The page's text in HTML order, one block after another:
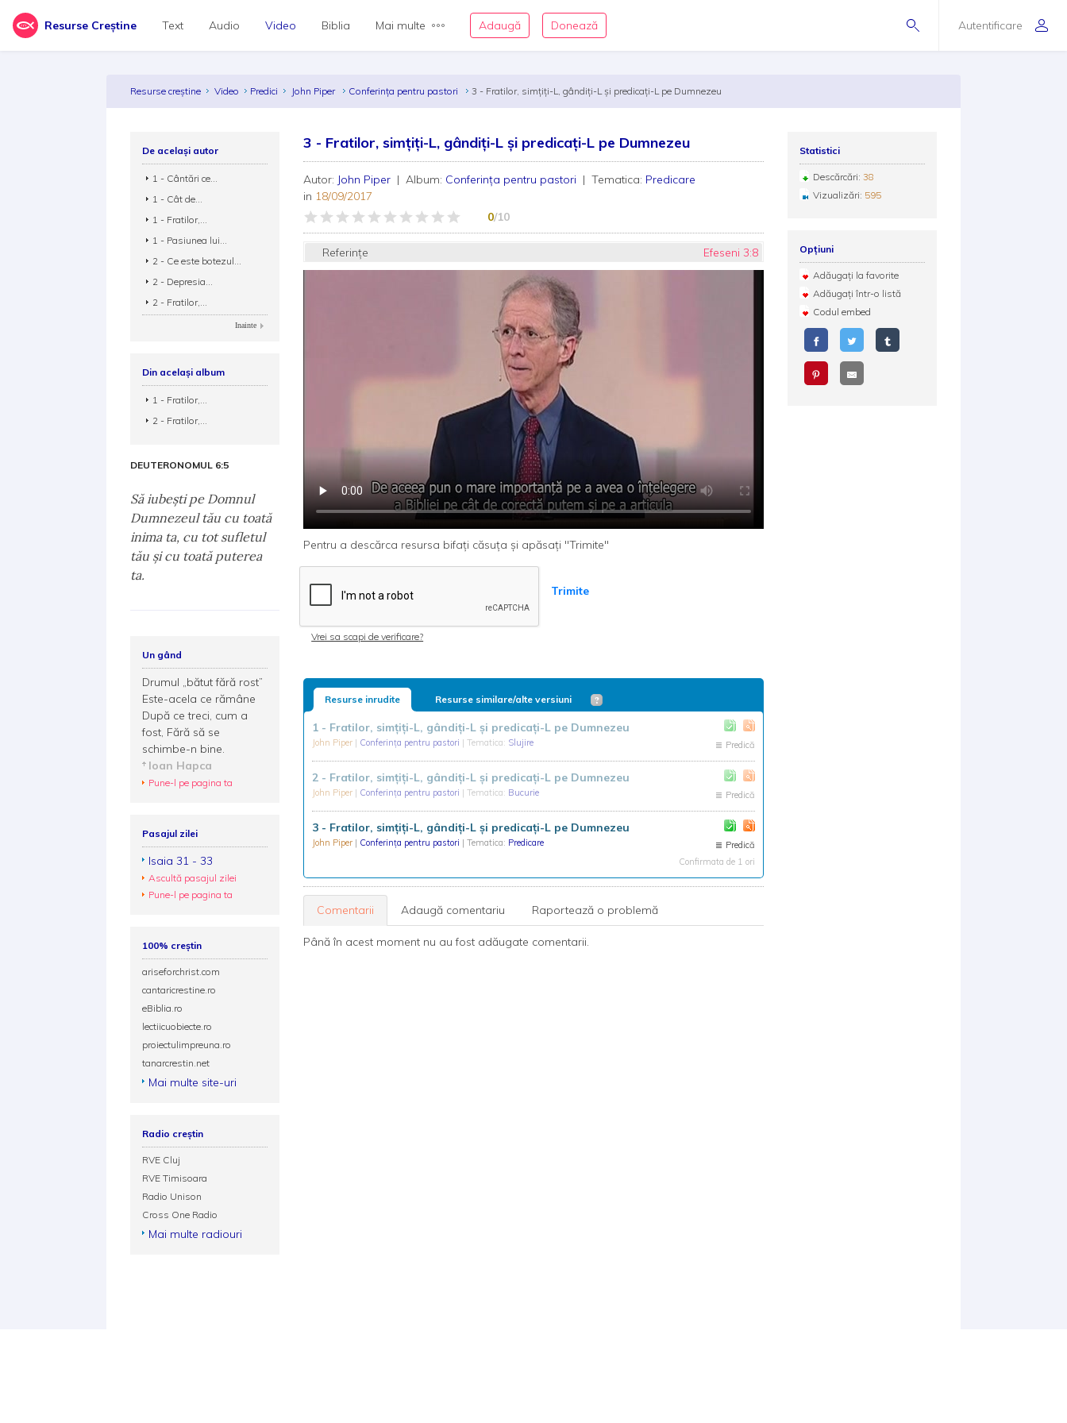
Resurse Creștine Autentificare
Text Audio Video Biblia Mai multe Adaugă Donează
Resurse creștine Video Predici John Piper Conferința pentru pastori 3 - Fratilor, simțiți-L, gândiți-L și predicați-L pe Dumnezeu
3 - Fratilor, simțiți-L, gândiți-L și predicați-L pe Dumnezeu
Autor: John Piper | Album: Conferința pentru pastori | Tematica: Predicare
in 18/09/2017
0/10
Referințe Efeseni 3:8
Pentru a descărca resursa bifați căsuța și apăsați "Trimite"
Trimite
Vrei sa scapi de verificare?
Resurse inrudite Resurse similare/alte versiuni
1 - Fratilor, simțiți-L, gândiți-L și predicați-L pe Dumnezeu
John Piper | Conferința pentru pastori | Tematica: Slujire Predică
2 - Fratilor, simțiți-L, gândiți-L și predicați-L pe Dumnezeu
John Piper | Conferința pentru pastori | Tematica: Bucurie Predică
3 - Fratilor, simțiți-L, gândiți-L și predicați-L pe Dumnezeu
John Piper | Conferința pentru pastori | Tematica: Predicare
Predică
Confirmata de 1 ori
Comentarii Adaugă comentariu Raportează o problemă
Până în acest moment nu au fost adăugate comentarii.
Statistici
Descărcări: 38
Vizualizări: 595
Opțiuni
Adăugați la favorite
Adăugați într-o listă
Codul embed
De același autor
1 - Cântări ce...
1 - Cât de...
1 - Fratilor,...
1 - Pasiunea lui...
2 - Ce este botezul...
2 - Depresia...
2 - Fratilor,...
Inainte
Din același album
1 - Fratilor,...
2 - Fratilor,...
DEUTERONOMUL 6:5
Să iubeşti pe Domnul
Dumnezeul tău cu toată
inima ta, cu tot sufletul
tău şi cu toată puterea
ta.
Un gând
Drumul „bătut fără rost”
Este-acela ce rămâne
După ce treci, cum a
fost, Fără să se
schimbe-n bine.
Ioan Hapca
Pune-l pe pagina ta
Pasajul zilei
Isaia 31 - 33
Ascultă pasajul zilei
Pune-l pe pagina ta
100% creștin
ariseforchrist.com
cantaricrestine.ro
eBiblia.ro
lectiicuobiecte.ro
proiectulimpreuna.ro
tanarcrestin.net
Mai multe site-uri
Radio creștin
RVE Cluj
RVE Timisoara
Radio Unison
Cross One Radio
Mai multe radiouri